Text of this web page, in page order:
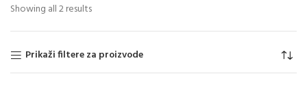
Showing all 2 results
Prikaži filtere za proizvode